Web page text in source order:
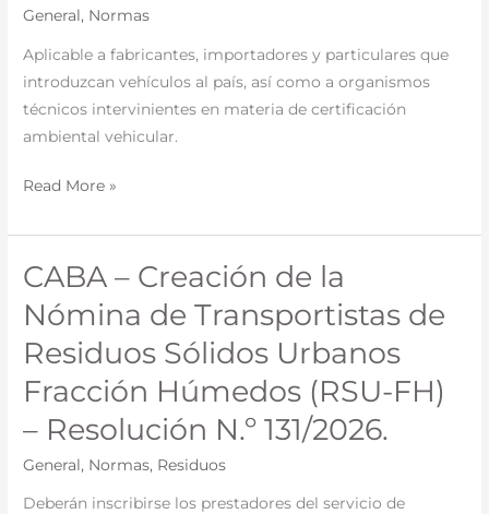
General, Normas
Aplicable a fabricantes, importadores y particulares que
introduzcan vehículos al país, así como a organismos
técnicos intervinientes en materia de certificación
ambiental vehicular.
vehículos
y
validación
de
internacionales
N°
263/2026
Read More »
CABA – Creación de la
Nómina de Transportistas de
Residuos Sólidos Urbanos
Fracción Húmedos (RSU-FH)
– Resolución N.º 131/2026.
General, Normas, Residuos
Deberán inscribirse los prestadores del servicio de
CABA
Creación
de
la
Nómina
de
Transportistas